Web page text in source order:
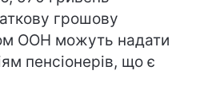
грошову
ООН можуть надати
пенсіонерів, що є